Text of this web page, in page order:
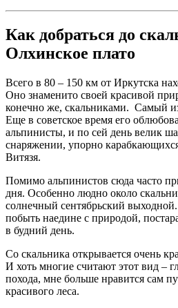
Как добраться до
Олхинское плато
Всего в 80 – 150 км от Иркутска
Оно знаменито своей красивой
конечно же, скальниками. Самый
Еще в советское время его
альпинисты, и по сей день велик
снаряжении, упорно
Витязя.
Помимо альпинистов сюда часто
дня. Особенно людно около
солнечный сентябрьский
побыть наедине с природой,
в будний день.
Со скальника открывается очень
И хоть многие считают этот вид –
похода, мне больше нравится сам
красивого леса.